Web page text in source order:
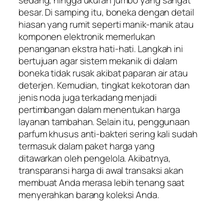
besar. Di samping itu, boneka dengan detail
hiasan yang rumit seperti manik-manik atau
komponen elektronik memerlukan
penanganan ekstra hati-hati. Langkah ini
bertujuan agar sistem mekanik di dalam
boneka tidak rusak akibat paparan air atau
deterjen. Kemudian, tingkat kekotoran dan
jenis noda juga terkadang menjadi
pertimbangan dalam menentukan harga
layanan tambahan. Selain itu, penggunaan
parfum khusus anti-bakteri sering kali sudah
termasuk dalam paket harga yang
ditawarkan oleh pengelola. Akibatnya,
transparansi harga di awal transaksi akan
membuat Anda merasa lebih tenang saat
menyerahkan barang koleksi Anda.